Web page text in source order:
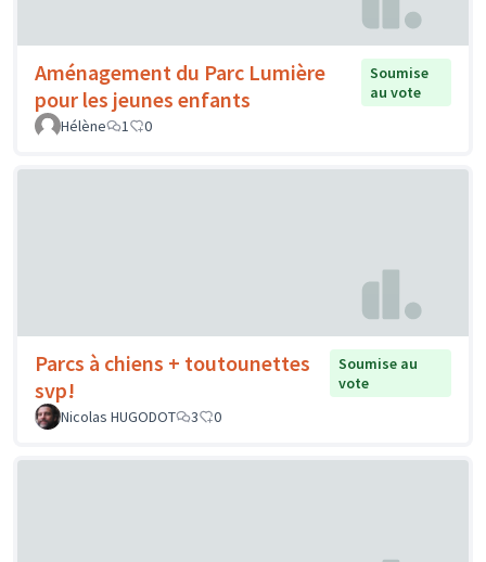
Aménagement du Parc Lumière
pour les jeunes enfants
Soumise
au vote
Hélène
1 0
Parcs à chiens + toutounettes
svp!
Soumise au
vote
Nicolas HUGODOT
3 0